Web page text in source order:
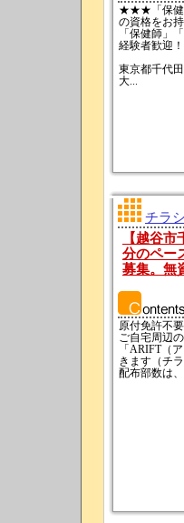
★★★「保健
の資格をお
「保健師」
経験者歓迎！
東京都千代
大...
チラ
【越谷
分のペー
募集。無
原付免許不
ご自宅周辺
「ARIFT（
きます（チラ
配布部数は